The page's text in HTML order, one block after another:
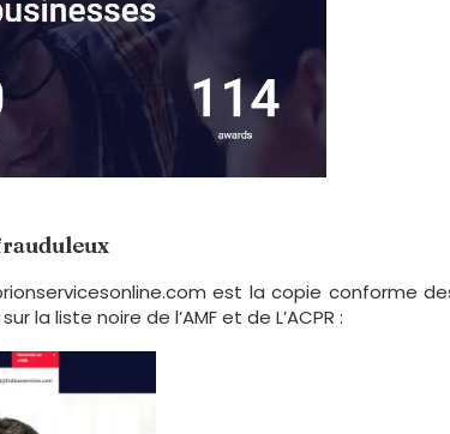
est la copie conforme
liste noire de l’AMF et de L’ACPR :